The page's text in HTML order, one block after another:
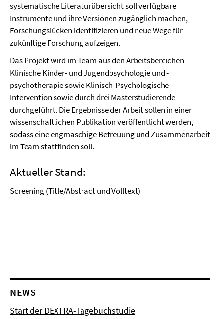
systematische Literaturübersicht soll verfügbare
Instrumente und ihre Versionen zugänglich machen,
Forschungslücken identifizieren und neue Wege für
zukünftige Forschung aufzeigen.
Das Projekt wird im Team aus den Arbeitsbereichen
Klinische Kinder- und Jugendpsychologie und -
psychotherapie sowie Klinisch-Psychologische
Intervention sowie durch drei Masterstudierende
durchgeführt. Die Ergebnisse der Arbeit sollen in einer
wissenschaftlichen Publikation veröffentlicht werden,
sodass eine engmaschige Betreuung und Zusammenarbeit
im Team stattfinden soll.
Aktueller Stand:
Screening (Title/Abstract und Volltext)
NEWS
Start der DEXTRA-Tagebuchstudie